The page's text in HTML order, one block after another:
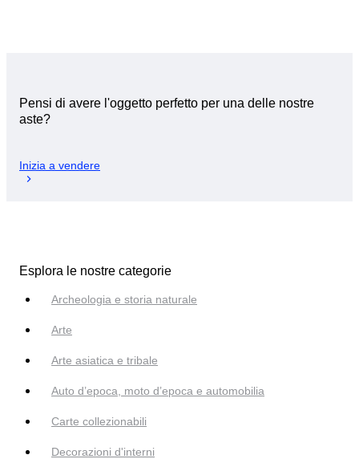
Pensi di avere l'oggetto perfetto per una delle nostre
aste?
Inizia a vendere
Esplora le nostre categorie
Archeologia e storia naturale
Arte
Arte asiatica e tribale
Auto d’epoca, moto d’epoca e automobilia
Carte collezionabili
Decorazioni d'interni